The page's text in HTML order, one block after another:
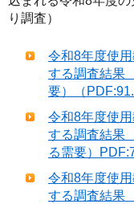
り調査）
令和8年度使
する調査結果
要）（
令和8年度使
する調査結果
る需要）
令和8年度使
する調査結果